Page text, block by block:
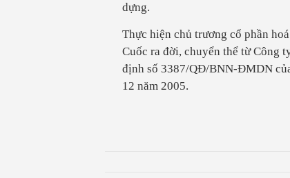
dựng.
Thực hiện chủ trương cổ phần hoá
Cuốc ra đời, chuyển thể từ Công
định số 3387/QĐ/BNN-ĐMDN
12 năm 2005.